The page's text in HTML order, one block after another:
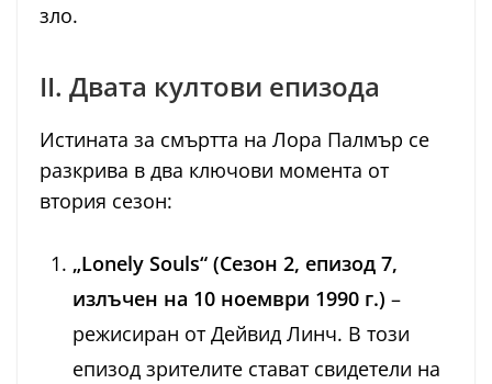
зло.
II. Двата култови епизода
Истината за смъртта на Лора Палмър се
разкрива в два ключови момента от
втория сезон:
„Lonely Souls“ (Сезон 2, епизод 7,
излъчен на 10 ноември 1990 г.) –
режисиран от Дейвид Линч. В този
епизод зрителите стават свидетели на